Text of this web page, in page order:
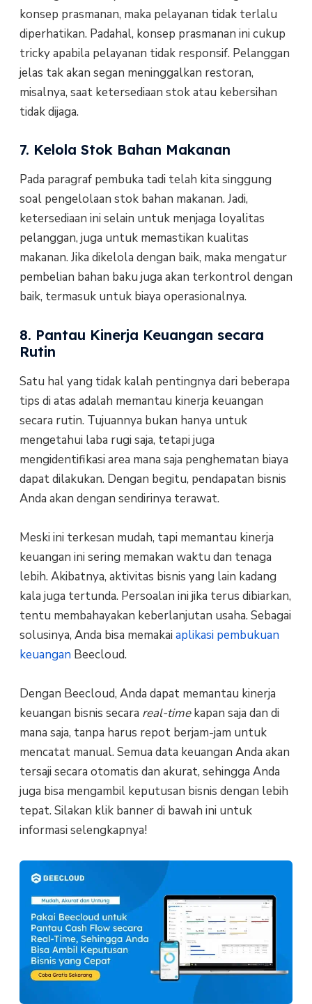
konsep prasmanan, maka pelayanan tidak terlalu
diperhatikan. Padahal, konsep prasmanan ini cukup
tricky apabila pelayanan tidak responsif. Pelanggan
jelas tak akan segan meninggalkan restoran,
misalnya, saat ketersediaan stok atau kebersihan
tidak dijaga.
7. Kelola Stok Bahan Makanan
Pada paragraf pembuka tadi telah kita singgung
soal pengelolaan stok bahan makanan. Jadi,
ketersediaan ini selain untuk menjaga loyalitas
pelanggan, juga untuk memastikan kualitas
makanan. Jika dikelola dengan baik, maka mengatur
pembelian bahan baku juga akan terkontrol dengan
baik, termasuk untuk biaya operasionalnya.
8. Pantau Kinerja Keuangan secara
Rutin
Satu hal yang tidak kalah pentingnya dari beberapa
tips di atas adalah memantau kinerja keuangan
secara rutin. Tujuannya bukan hanya untuk
mengetahui laba rugi saja, tetapi juga
mengidentifikasi area mana saja penghematan biaya
dapat dilakukan. Dengan begitu, pendapatan bisnis
Anda akan dengan sendirinya terawat.
Meski ini terkesan mudah, tapi memantau kinerja
keuangan ini sering memakan waktu dan tenaga
lebih. Akibatnya, aktivitas bisnis yang lain kadang
kala juga tertunda. Persoalan ini jika terus dibiarkan,
tentu membahayakan keberlanjutan usaha. Sebagai
solusinya, Anda bisa memakai aplikasi pembukuan
keuangan Beecloud.
Dengan Beecloud, Anda dapat memantau kinerja
keuangan bisnis secara real-timekapan saja dan di
mana saja, tanpa harus repot berjam-jam untuk
mencatat manual. Semua data keuangan Anda akan
tersaji secara otomatis dan akurat, sehingga Anda
juga bisa mengambil keputusan bisnis dengan lebih
tepat. Silakan klik banner di bawah ini untuk
informasi selengkapnya!